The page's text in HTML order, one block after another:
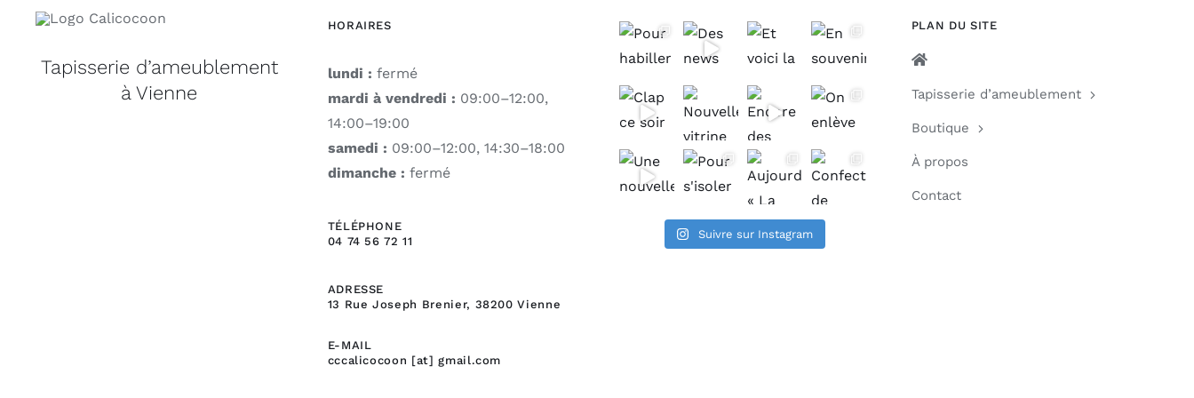
Tapisserie d’ameublement
à Vienne
HORAIRES
lundi : fermé
mardi à vendredi : 09:00–12:00,
14:00–19:00
samedi : 09:00–12:00, 14:30–18:00
dimanche : fermé
TÉLÉPHONE
04 74 56 72 11
ADRESSE
13 Rue Joseph Brenier, 38200 Vienne
E-MAIL
cccalicocoon [at] gmail.com
Suivre sur Instagram
PLAN DU SITE
Tapisserie d’ameublement
Boutique
À propos
Contact